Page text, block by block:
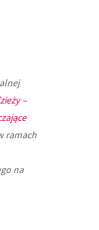
–
ramach
na